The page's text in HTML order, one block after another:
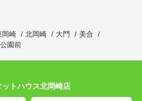
岡崎 北岡崎 大門
美合
園前
ットハウス北岡崎店